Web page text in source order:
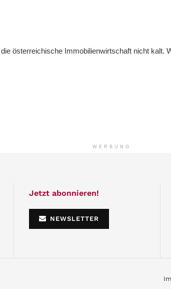
österreichische Immobilienwirtschaft nicht kalt.
WERBUNG
Jetzt abonnieren!
NEWSLETTER